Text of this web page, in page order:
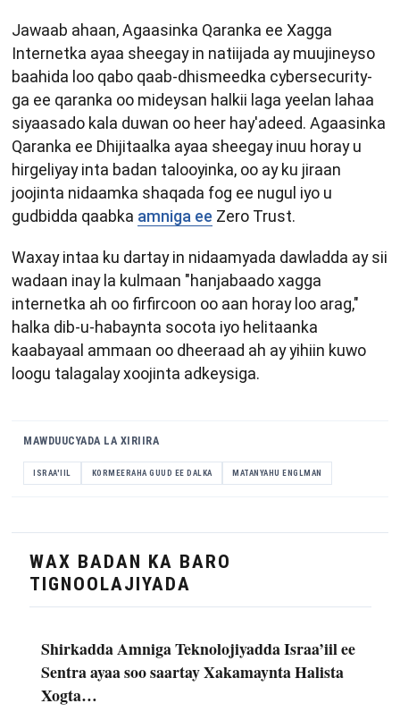
Jawaab ahaan, Agaasinka Qaranka ee Xagga
Internetka ayaa sheegay in natiijada ay muujineyso
baahida loo qabo qaab-dhismeedka cybersecurity-
ga ee qaranka oo mideysan halkii laga yeelan lahaa
siyaasado kala duwan oo heer hay'adeed. Agaasinka
Qaranka ee Dhijitaalka ayaa sheegay inuu horay u
hirgeliyay inta badan talooyinka, oo ay ku jiraan
joojinta nidaamka shaqada fog ee nugul iyo u
gudbidda qaabka amniga ee Zero Trust.
Waxay intaa ku dartay in nidaamyada dawladda ay sii
wadaan inay la kulmaan "hanjabaado xagga
internetka ah oo firfircoon oo aan horay loo arag,"
halka dib-u-habaynta socota iyo helitaanka
kaabayaal ammaan oo dheeraad ah ay yihiin kuwo
loogu talagalay xoojinta adkeysiga.
MAWDUUCYADA LA XIRIIRA
ISRAA'IIL KORMEERAHA GUUD EE DALKA MATANYAHU ENGLMAN
WAX BADAN KA BARO
TIGNOOLAJIYADA
Shirkadda Amniga Teknolojiyadda Israa’iil ee
Sentra ayaa soo saartay Xakamaynta Halista
Xogta…